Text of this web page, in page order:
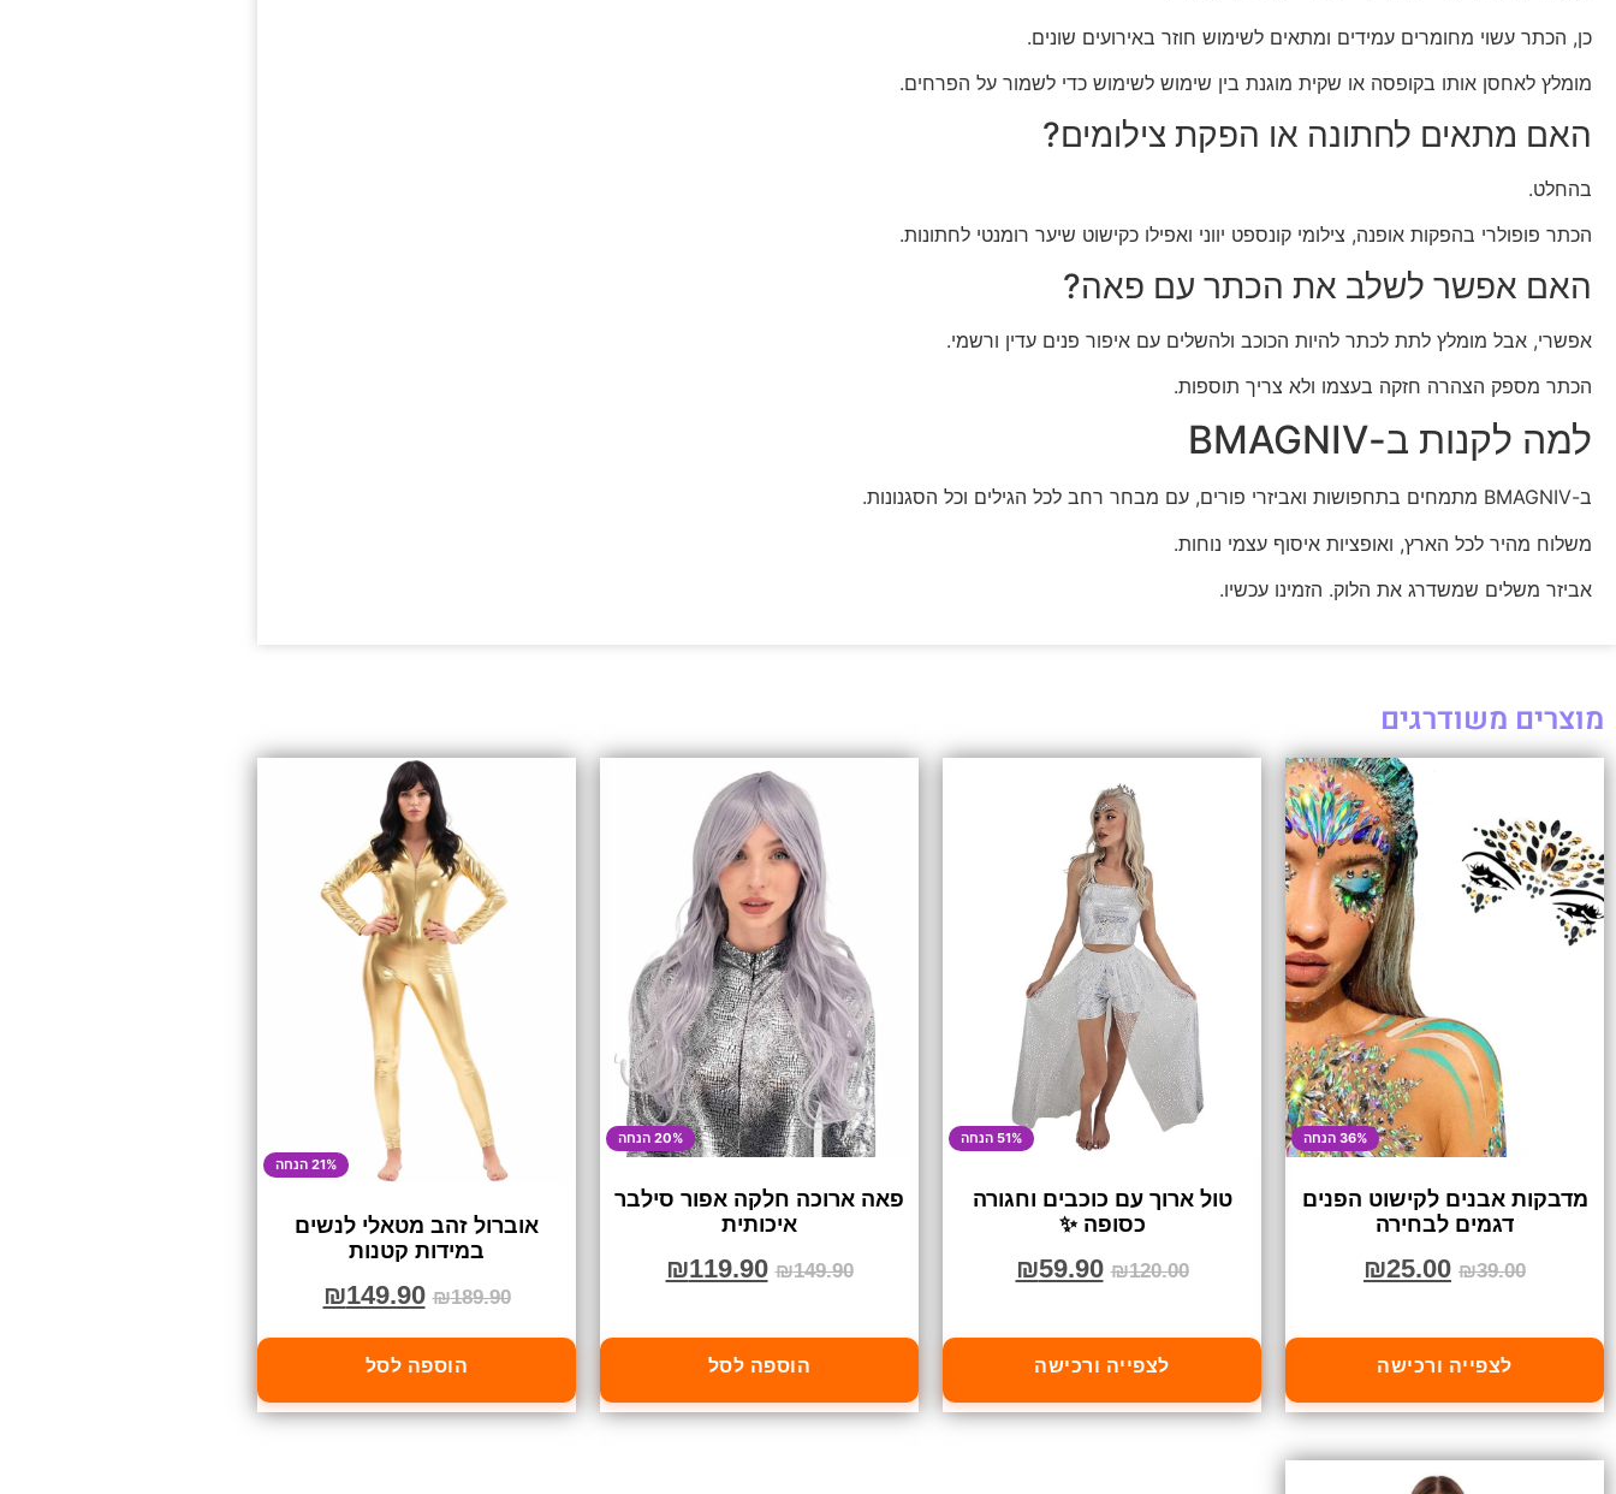
כן, הכתר עשוי מחומרים עמידים ומתאים לשימוש חוזר באירועים שונים.
מומלץ לאחסן אותו בקופסה או שקית מוגנת בין שימוש לשימוש כדי לשמור על הפרחים.
האם מתאים לחתונה או הפקת צילומים?
בהחלט.
הכתר פופולרי בהפקות אופנה, צילומי קונספט יווני ואפילו כקישוט שיער רומנטי לחתונות.
האם אפשר לשלב את הכתר עם פאה?
אפשרי, אבל מומלץ לתת לכתר להיות הכוכב ולהשלים עם איפור פנים עדין ורשמי.
הכתר מספק הצהרה חזקה בעצמו ולא צריך תוספות.
למה לקנות ב-BMAGNIV
ב-BMAGNIV מתמחים בתחפושות ואביזרי פורים, עם מבחר רחב לכל הגילים וכל הסגנונות.
משלוח מהיר לכל הארץ, ואופציות איסוף עצמי נוחות.
אביזר משלים שמשדרג את הלוק. הזמינו עכשיו.
מוצרים משודרגים
36% הנחה
מדבקות אבנים לקישוט הפנים
דגמים לבחירה
₪39.00
₪25.00
לצפייה ורכישה
51% הנחה
טול ארוך עם כוכבים וחגורה
כסופה ✨
₪120.00
₪59.90
לצפייה ורכישה
20% הנחה
פאה ארוכה חלקה אפור סילבר
איכותית
₪149.90
₪119.90
הוספה לסל
21% הנחה
אוברול זהב מטאלי לנשים
במידות קטנות
₪189.90
₪149.90
הוספה לסל